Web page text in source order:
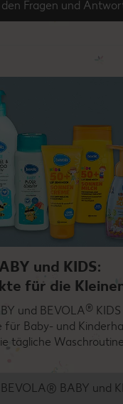
Fragen und
und KIDS:
für die
und BEVOLA®
für Baby- und
tägliche
BABY und